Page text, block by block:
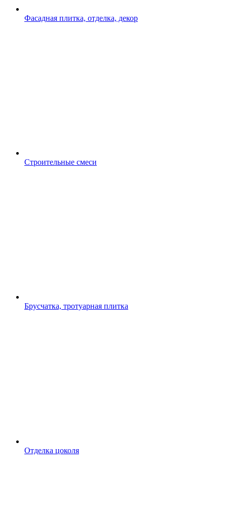
Фасадная плитка, отделка, декор
Строительные смеси
Брусчатка, тротуарная плитка
Отделка цоколя